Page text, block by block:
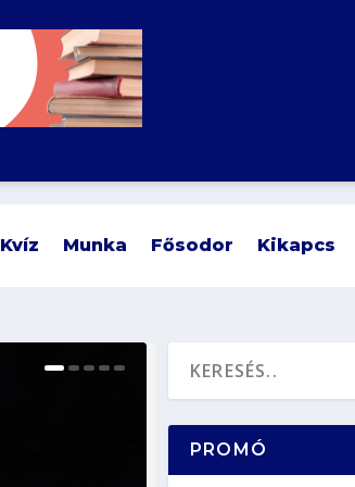
Kvíz Munka Fősodor Kikapcs
PROMÓ